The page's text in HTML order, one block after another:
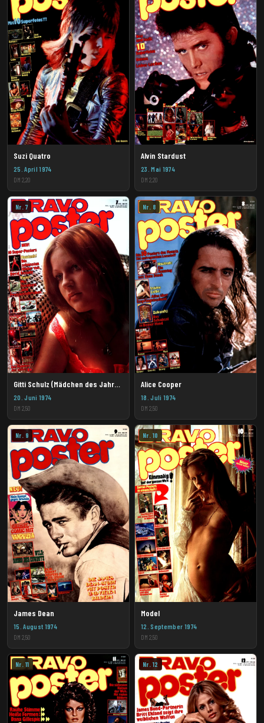
Suzi Quatro
25. April 1974
DM 2,20
Alvin Stardust
23. Mai 1974
DM 2,20
Nr. 7
Gitti Schulz (Mädchen des Jahres)
20. Juni 1974
DM 2,50
Nr. 8
Alice Cooper
18. Juli 1974
DM 2,50
Nr. 9
James Dean
15. August 1974
DM 2,50
Nr. 10
Model
12. September 1974
DM 2,50
Nr. 11 Nr. 12